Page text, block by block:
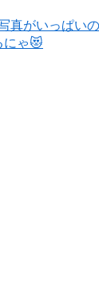
真がいっぱい
にゃ😻